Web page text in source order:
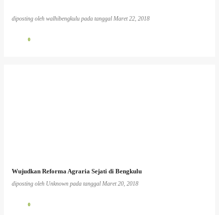
diposting oleh walhibengkulu pada tanggal Maret 22, 2018
0
Wujudkan Reforma Agraria Sejati di Bengkulu
diposting oleh Unknown pada tanggal Maret 20, 2018
0